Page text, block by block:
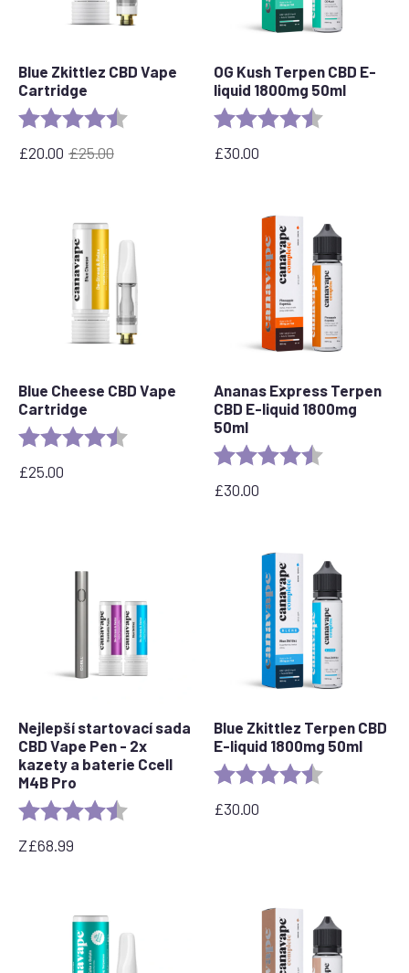
Blue Zkittlez CBD Vape
Cartridge
Rating: 4.6 out of 5 stars
£25.00
Původní
£20.00
Aktuální
OG Kush Terpen CBD E-
liquid 1800mg 50ml
Rating:
£30.00
Blue Cheese CBD Vape
Cartridge
Rating: 4.5 out of 5 stars
£25.00
Ananas Express Terpen
CBD E-liquid 1800mg
50ml
Rating:
£30.00
Nejlepší startovací sada
CBD Vape Pen - 2x
kazety a baterie Ccell
M4B Pro
Rating: 4.7 out of 5 stars
Z£68.99
Blue Zkittlez Terpen CBD
E-liquid 1800mg 50ml
Rating:
£30.00